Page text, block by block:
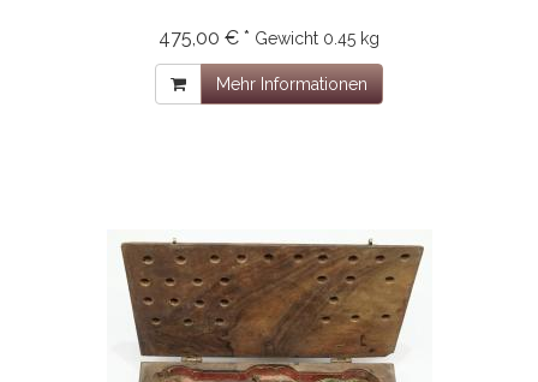
475,00 € * Gewicht 0.45 kg
Mehr Informationen